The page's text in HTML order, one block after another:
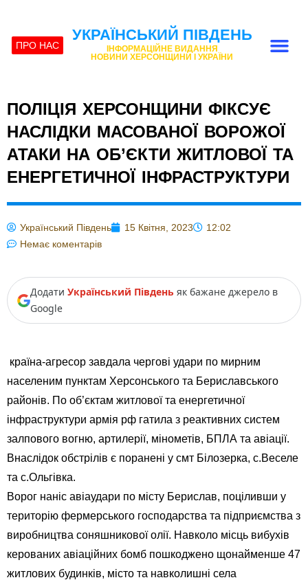
ПРО НАС
УКРАЇНСЬКИЙ ПІВДЕНЬ
ІНФОРМАЦІЙНЕ ВИДАННЯ
НОВИНИ ХЕРСОНЩИНИ І УКРАЇНИ
ПОЛІЦІЯ ХЕРСОНЩИНИ ФІКСУЄ
НАСЛІДКИ МАСОВАНОЇ ВОРОЖОЇ
АТАКИ НА ОБ’ЄКТИ ЖИТЛОВОЇ ТА
ЕНЕРГЕТИЧНОЇ ІНФРАСТРУКТУРИ
Український Південь 15 Квітня, 2023
12:02
Немає коментарів
Додати Український Південь як бажане джерело в
Google
країна-агресор завдала чергові удари по мирним
населеним пунктам Херсонського та Бериславського
районів. По об’єктам житлової та енергетичної
інфраструктури армія рф гатила з реактивних систем
залпового вогню, артилерії, мінометів, БПЛА та авіації.
Внаслідок обстрілів є поранені у смт Білозерка, с.Веселе
та с.Ольгівка.
Ворог наніс авіаудари по місту Берислав, поціливши у
територію фермерського господарства та підприємства з
виробництва соняшникової олії. Навколо місць вибухів
керованих авіаційних бомб пошкоджено щонайменше 47
житлових будинків, місто та навколишні села